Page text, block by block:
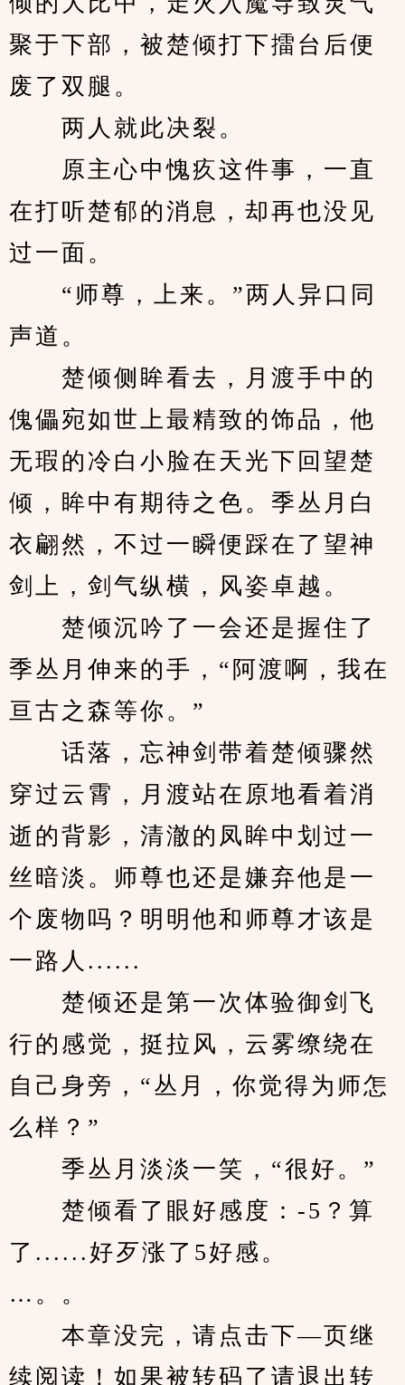
聚于下部，被楚倾打下擂台后便
废了双腿。
两人就此决裂。
原主心中愧疚这件事，一直
在打听楚郁的消息，却再也没见
过一面。
“师尊，上来。”两人异口同
声道。
楚倾侧眸看去，月渡手中的
傀儡宛如世上最精致的饰品，他
无瑕的冷白小脸在天光下回望楚
倾，眸中有期待之色。季丛月白
衣翩然，不过一瞬便踩在了望神
剑上，剑气纵横，风姿卓越。
楚倾沉吟了一会还是握住了
季丛月伸来的手，“阿渡啊，我在
亘古之森等你。”
话落，忘神剑带着楚倾骤然
穿过云霄，月渡站在原地看着消
逝的背影，清澈的凤眸中划过一
丝暗淡。师尊也还是嫌弃他是一
个废物吗？明明他和师尊才该是
一路人......
楚倾还是第一次体验御剑飞
行的感觉，挺拉风，云雾缭绕在
自己身旁，“丛月，你觉得为师怎
么样？”
季丛月淡淡一笑，“很好。”
楚倾看了眼好感度：-5？算
了......好歹涨了5好感。
…。。
本章没完，请点击下—页继
续阅读！如果被转码了请退出转